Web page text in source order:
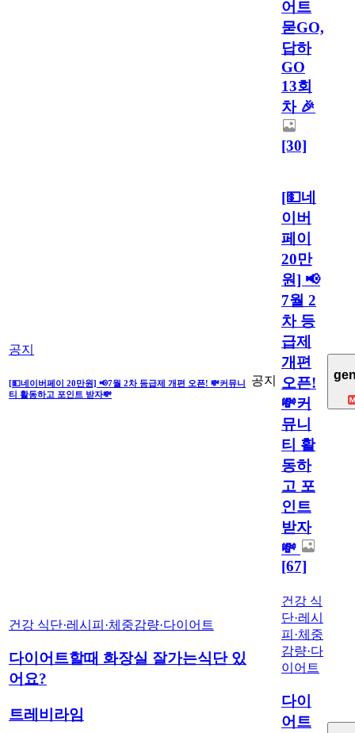
어트
묻GO,
답하
GO
13회
차 🎉
[30]
공지
[💵네이버페이 20만원] 📢7월 2차 등급제 개편 오픈! 💸커뮤니
티 활동하고 포인트 받자💸
공지
[💵네
이버
페이
20만
원] 📢
7월 2
차 등
급제
개편
오픈!
💸커
뮤니
티 활
동하
고 포
인트
받자
💸
[67]
건강 식단·레시피 ·체중감량·다이어트
다이어트할때 화장실 잘가는식단 있
어요?
트레비라임
건강 식
단·레시
피 ·체중
감량·다
이어트
다이
어트